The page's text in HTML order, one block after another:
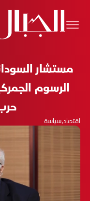
مستشار
الرسوم
اقتصاد،سياسة